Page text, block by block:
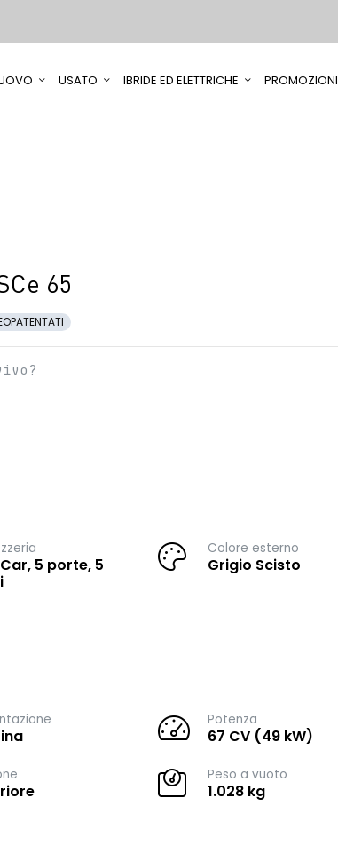
USATO IBRIDE ED ELETTRICHE PROMOZIONI
65
5 porte, 5
Colore esterno
Grigio Scisto
Potenza
67 CV (49 kW)
Peso a vuoto
1.028 kg